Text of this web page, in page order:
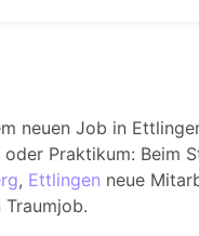
neuen Job in
Praktikum: Beim
, Ettlingen neue
Traumjob.